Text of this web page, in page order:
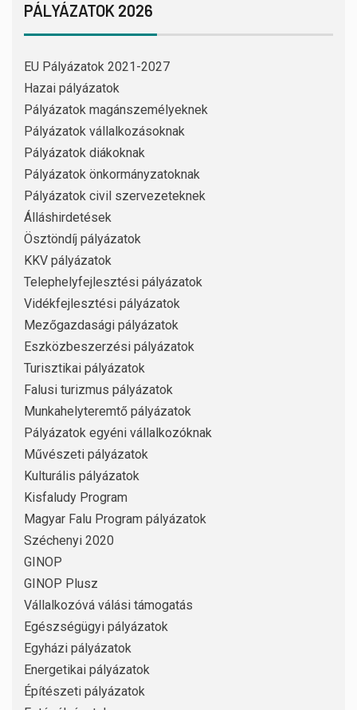
PÁLYÁZATOK 2026
EU Pályázatok 2021-2027
Hazai pályázatok
Pályázatok magánszemélyeknek
Pályázatok vállalkozásoknak
Pályázatok diákoknak
Pályázatok önkormányzatoknak
Pályázatok civil szervezeteknek
Álláshirdetések
Ösztöndíj pályázatok
KKV pályázatok
Telephelyfejlesztési pályázatok
Vidékfejlesztési pályázatok
Mezőgazdasági pályázatok
Eszközbeszerzési pályázatok
Turisztikai pályázatok
Falusi turizmus pályázatok
Munkahelyteremtő pályázatok
Pályázatok egyéni vállalkozóknak
Művészeti pályázatok
Kulturális pályázatok
Kisfaludy Program
Magyar Falu Program pályázatok
Széchenyi 2020
GINOP
GINOP Plusz
Vállalkozóvá válási támogatás
Egészségügyi pályázatok
Egyházi pályázatok
Energetikai pályázatok
Építészeti pályázatok